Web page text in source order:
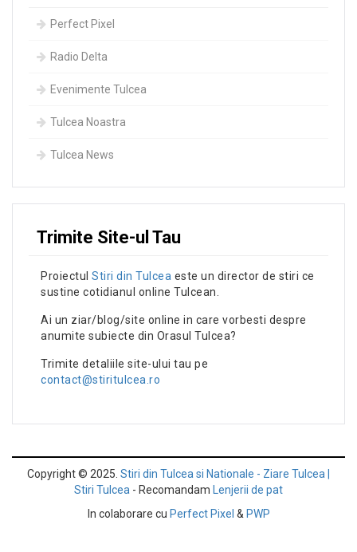
Perfect Pixel
Radio Delta
Evenimente Tulcea
Tulcea Noastra
Tulcea News
Trimite Site-ul Tau
Proiectul Stiri din Tulcea este un director de stiri ce
sustine cotidianul online Tulcean.
Ai un ziar/blog/site online in care vorbesti despre
anumite subiecte din Orasul Tulcea?
Trimite detaliile site-ului tau pe
contact@stiritulcea.ro
Copyright © 2025. Stiri din Tulcea si Nationale - Ziare Tulcea |
Stiri Tulcea - Recomandam
Lenjerii de pat
In colaborare cu Perfect Pixel & PWP